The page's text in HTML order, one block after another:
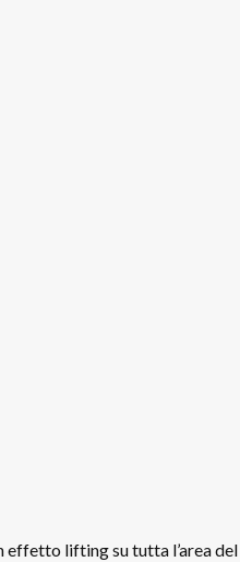
effetto lifting su tutta l’area del